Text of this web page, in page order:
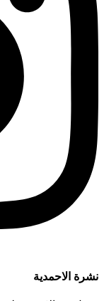
نشرة الاحمدية